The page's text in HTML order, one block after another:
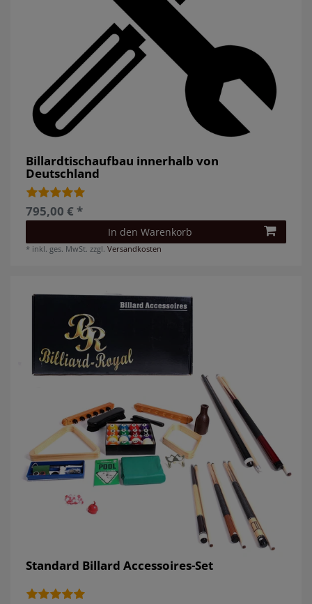
Billardtischaufbau innerhalb von
Deutschland
795,00 € *
In den Warenkorb
* inkl. ges. MwSt. zzgl.Versandkosten
Standard Billard Accessoires-Set